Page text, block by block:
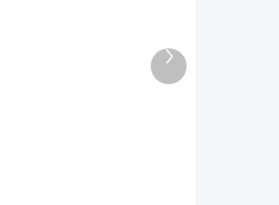
SKLADOM U
DODÁVATEĽA
Ďalší
produkt